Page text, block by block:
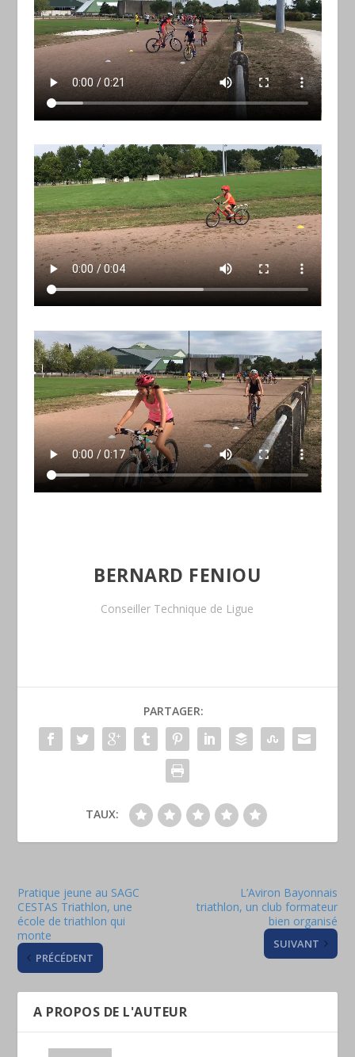
BERNARD FENIOU
Conseiller Technique de Ligue
PARTAGER:
TAUX:
Pratique jeune au SAGC
CESTAS Triathlon, une
école de triathlon qui
monte
PRÉCÉDENT
L’Aviron Bayonnais
triathlon, un club formateur
bien organisé
SUIVANT
A PROPOS DE L'AUTEUR